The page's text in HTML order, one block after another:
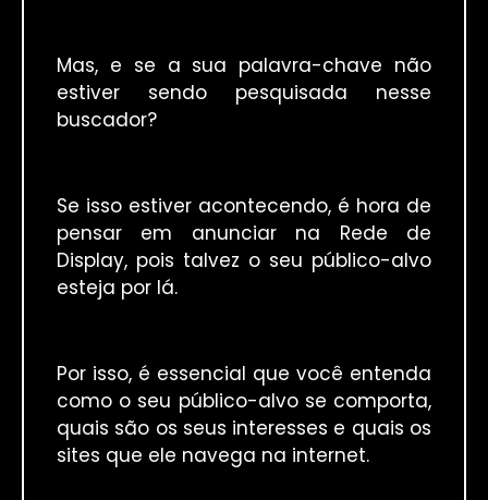
Mas, e se a sua palavra-chave não
estiver sendo pesquisada nesse
buscador?
Se isso estiver acontecendo, é hora de
pensar em anunciar na Rede de
Display, pois talvez o seu público-alvo
esteja por lá.
Por isso, é essencial que você entenda
como o seu público-alvo se comporta,
quais são os seus interesses e quais os
sites que ele navega na internet.